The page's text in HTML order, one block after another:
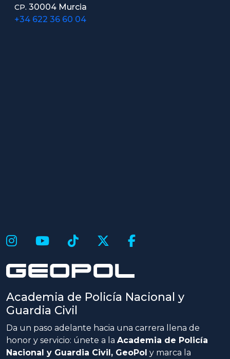
CP. 30004 Murcia
+34 622 36 60 04
Academia de Policía Nacional y
Guardia Civil
Da un paso adelante hacia una carrera llena de
honor y servicio: únete a la Academia de Policía
Nacional y Guardia Civil, GeoPol y marca la